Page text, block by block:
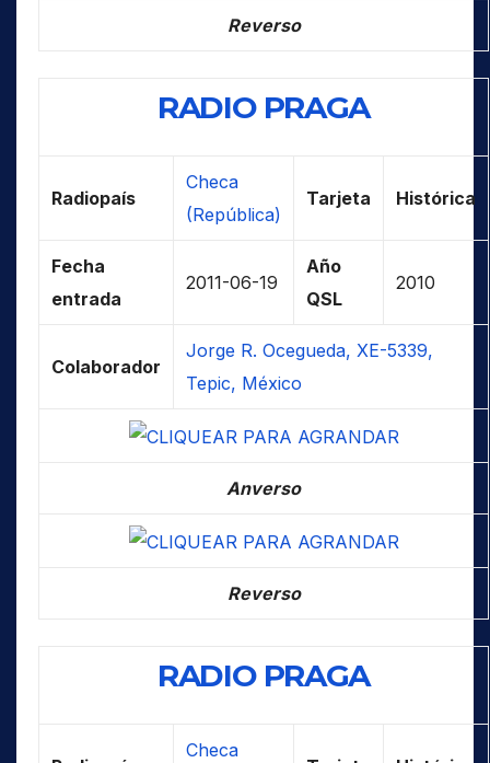
Reverso
RADIO PRAGA
Radiopaís
Checa
(República)
Tarjeta Histórica
Fecha
entrada
2011-06-19
Año
QSL
2010
Colaborador
Jorge R. Ocegueda, XE-5339,
Tepic, México
Anverso
Reverso
RADIO PRAGA
Checa